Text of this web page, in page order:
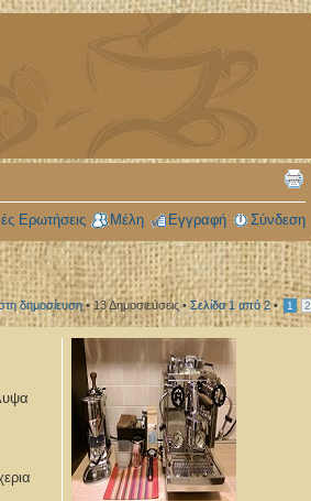
Ερωτήσεις Μέλη Εγγραφή Σύνδεση
δημοσίευση• 13 Δημοσιεύσεις • Σελίδα1από 2• 1 2